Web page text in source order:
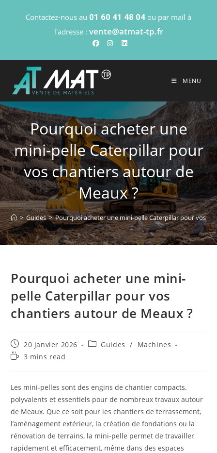
Contactez-nous au 01 60 41 48 04 ou par mail à
l'adresse : vente@atmat-tp.fr
MENU
Pourquoi acheter une
mini-pelle Caterpillar pour
vos chantiers autour de
Meaux ?
> Guides > Pourquoi acheter une mini-pelle Caterpillar pour vos
Pourquoi acheter une mini-
pelle Caterpillar pour vos
chantiers autour de Meaux ?
20 janvier 2026 Guides /
Machines
3 mins read
Les mini-pelles sont des engins de chantier compacts,
polyvalents et essentiels pour de nombreux travaux autour
de Meaux. Que ce soit pour les chantiers de terrassement,
l’aménagement extérieur, la création de fondations ou la
rénovation de terrains, la mini-pelle permet de travailler
rapidement et efficacement, même dans des espaces